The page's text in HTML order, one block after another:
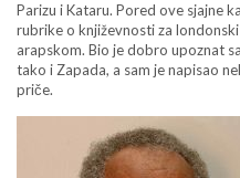
Parizu i Kataru. Pored ove sjajne
rubrike o književnosti za
arapskom. Bio je dobro upoznat
tako i Zapada, a sam je napisao
priče.